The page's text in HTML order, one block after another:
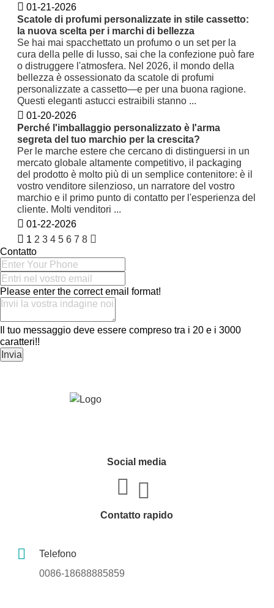
01-21-2026
Scatole di profumi personalizzate in stile cassetto:
la nuova scelta per i marchi di bellezza
Se hai mai spacchettato un profumo o un set per la
cura della pelle di lusso, sai che la confezione può fare
o distruggere l'atmosfera. Nel 2026, il mondo della
bellezza è ossessionato da scatole di profumi
personalizzate a cassetto—e per una buona ragione.
Questi eleganti astucci estraibili stanno ...
01-20-2026
Perché l'imballaggio personalizzato è l'arma
segreta del tuo marchio per la crescita?
Per le marche estere che cercano di distinguersi in un
mercato globale altamente competitivo, il packaging
del prodotto è molto più di un semplice contenitore: è il
vostro venditore silenzioso, un narratore del vostro
marchio e il primo punto di contatto per l'esperienza del
cliente. Molti venditori ...
01-22-2026
1 2 3 4 5 6 7 8
Contatto
Please enter the correct email format!
Il tuo messaggio deve essere compreso tra i 20 e i 3000
caratteri!!
Invia
Social media
Contatto rapido
Telefono
0086-18688885859